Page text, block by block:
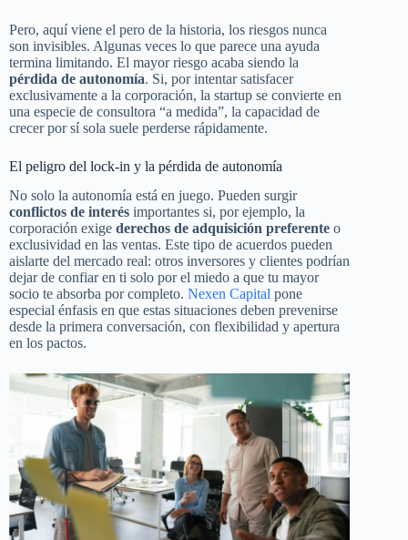
Pero, aquí viene el pero de la historia, los riesgos nunca
son invisibles. Algunas veces lo que parece una ayuda
termina limitando. El mayor riesgo acaba siendo la
pérdida de autonomía. Si, por intentar satisfacer
exclusivamente a la corporación, la startup se convierte en
una especie de consultora “a medida”, la capacidad de
crecer por sí sola suele perderse rápidamente.
El peligro del lock-in y la pérdida de autonomía
No solo la autonomía está en juego. Pueden surgir
conflictos de interés importantes si, por ejemplo, la
corporación exige derechos de adquisición preferente o
exclusividad en las ventas. Este tipo de acuerdos pueden
aislarte del mercado real: otros inversores y clientes podrían
dejar de confiar en ti solo por el miedo a que tu mayor
socio te absorba por completo. Nexen Capital pone
especial énfasis en que estas situaciones deben prevenirse
desde la primera conversación, con flexibilidad y apertura
en los pactos.